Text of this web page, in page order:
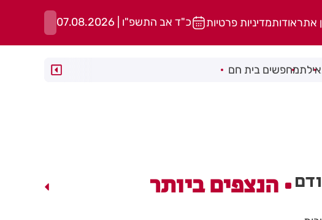
אתראודותמדיניות פרטיות כ"ד אב התשפ"ו | 07.08.2026
אילתמחפשים בית חם
הנצפים ביותר